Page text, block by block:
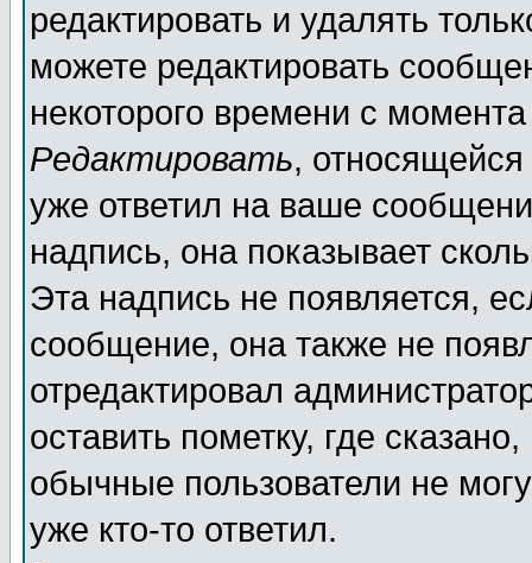
редактировать и удалять
можете редактировать
некоторого времени с
Редактировать,
уже ответил на ваше
надпись, она показывает
Эта надпись не появляется,
сообщение, она также не
отредактировал
оставить пометку, где
обычные пользователи не
уже кто-то ответил.